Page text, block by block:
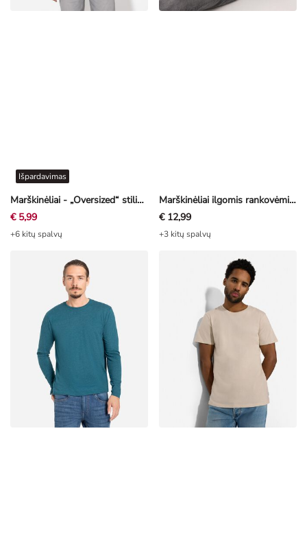
Marškinėliai - „Oversized“ stiliaus - juoda
Išpardavimas
€ 5,99
+6 kitų spalvų
Marškinėliai ilgomis rankovėmis - Antsiuvas - juoda
€ 12,99
+3 kitų spalvų